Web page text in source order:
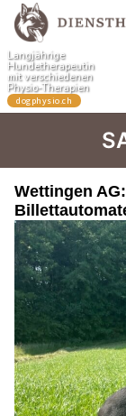
Wettingen